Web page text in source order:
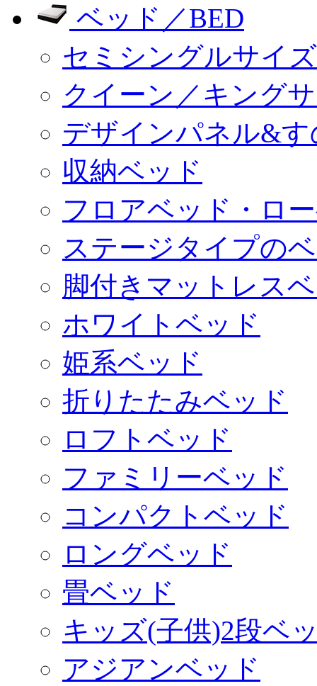
ベッド／BED
セミシングルサイ
クイーン／キング
デザインパネル&
収納ベッド
フロアベッド・ロ
ステージタイプの
脚付きマットレス
ホワイトベッド
姫系ベッド
折りたたみベッド
ロフトベッド
ファミリーベッド
コンパクトベッド
ロングベッド
畳ベッド
キッズ(子供)2段ベ
アジアンベッド